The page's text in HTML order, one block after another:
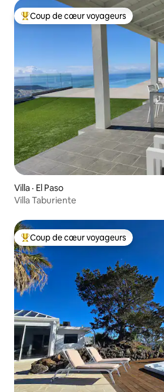
Coup de cœur voyageurs parmi les
Coup de cœur voyageurs
Villa · El Paso
Villa Taburiente
Coup de cœur voyageurs parmi les
Coup de cœur voyageurs